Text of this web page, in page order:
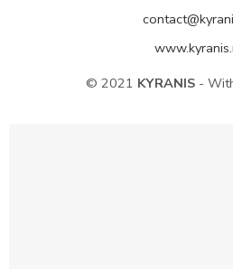
© 2021 KYRANIS -